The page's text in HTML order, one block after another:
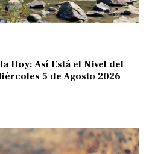
Hoy: Así Está el Nivel del
5 de Agosto 2026